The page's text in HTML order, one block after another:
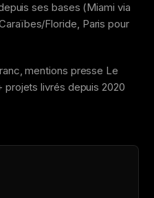
ses bases (Miami via
Floride, Paris pour
mentions presse Le
livrés depuis 2020